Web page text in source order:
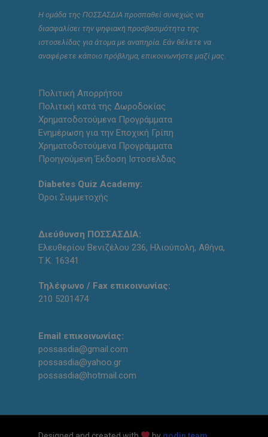
Η ομάδα της ΠΟΣΣΑΣΔΙΑ προσπαθεί συνεχώς να
διασφαλίσει την ψηφιακή προσβασιμότητα της
ιστοσελίδας για άτομα με αναπηρία. Εάν θέλετε να
αναφέρετε κάποιο πρόβλημα, επικοινωνήστε μαζί μας.
Πολιτική Απορρήτου
Πολιτική κατά της Δωροδοκίας
Χρηματοδοτούμενα Προγράμματα
Ενημέρωση για την Εποχική Γρίπη
Χρηματοδοτούμενα Προγράμματα
Προηγούμενη Έκδοση Ιστοσελδας
Diabetes Quiz Academy:
Όροι Συμμετοχής
Διεύθυνση ΠΟΣΣΑΣΔΙΑ:
Ελευθερίου Βενιζέλου 236, Ηλιούπολη, Αθήνα,
Τ.Κ. 16341
Τηλέφωνο / Fax επικοινωνίας:
210 5201474
Email επικοινωνίας:
possasdia@gmail.com
possasdia@yahoo.gr
possasdia@hotmail.com